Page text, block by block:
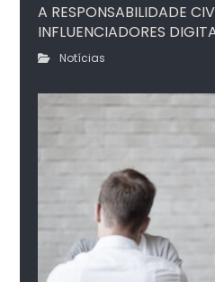
A RESPONSABILIDADE
INFLUENCIADORES
Notícias